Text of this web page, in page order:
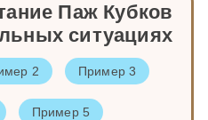
Паж Кубков
ситуациях
2 Пример 3
Пример 5